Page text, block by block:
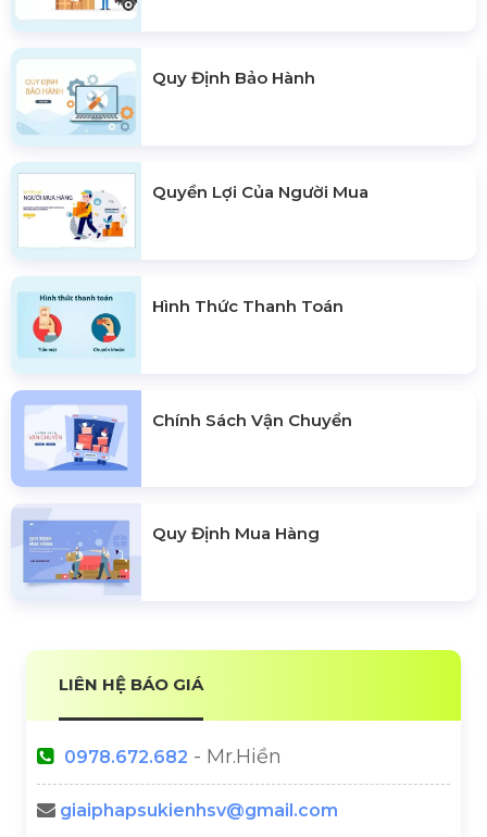
Quy Định Bảo Hành
Quyền Lợi Của Người Mua
Hình Thức Thanh Toán
Chính Sách Vận Chuyển
Quy Định Mua Hàng
LIÊN HỆ BÁO GIÁ
0978.672.682 - Mr.Hiền
giaiphapsukienhsv@gmail.com